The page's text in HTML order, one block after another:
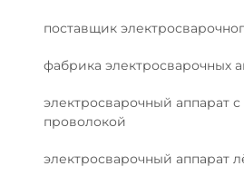
поставщик
фабрика электросварочных
электросварочный аппарат
проволокой
электросварочный аппарат